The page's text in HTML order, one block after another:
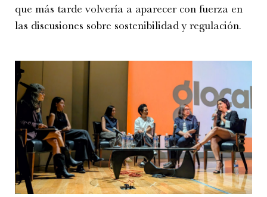
que más tarde volvería a aparecer con fuerza en
las discusiones sobre sostenibilidad y regulación.